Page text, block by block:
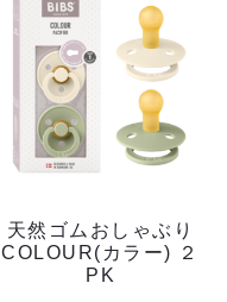
天然ゴムおしゃぶり
COLOUR(カラー) ２
PK